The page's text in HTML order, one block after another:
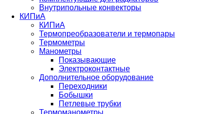
Внутрипольные конвекторы
КИПиА
КИПиА
Термопреобразователи и термопары
Термометры
Манометры
Показывающие
Электроконтактные
Дополнительное оборудование
Переходники
Бобышки
Петлевые трубки